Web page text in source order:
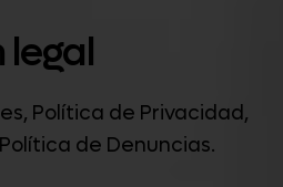
Política de Privacidad,
de Denuncias.